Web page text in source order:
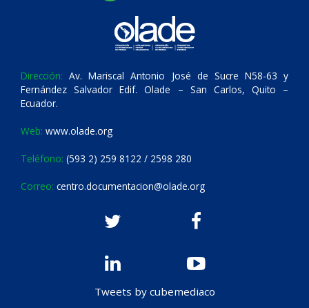
Dirección: Av. Mariscal Antonio José de Sucre N58-63 y
Fernández Salvador Edif. Olade – San Carlos, Quito –
Ecuador.
Web: www.olade.org
Teléfono: (593 2) 259 8122 / 2598 280
Correo: centro.documentacion@olade.org
Tweets by cubemediaco